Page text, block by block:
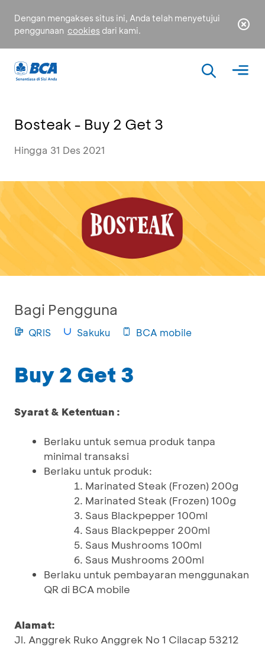
Dengan mengakses situs ini, Anda telah menyetujui
penggunaan cookies dari kami.
Bosteak - Buy 2 Get 3
Hingga 31 Des 2021
Bagi Pengguna
QRIS Sakuku BCA mobile
Buy 2 Get 3
Syarat & Ketentuan :
Berlaku untuk semua produk tanpa
minimal transaksi
Berlaku untuk produk:
Marinated Steak (Frozen) 200g
Marinated Steak (Frozen) 100g
Saus Blackpepper 100ml
Saus Blackpepper 200ml
Saus Mushrooms 100ml
Saus Mushrooms 200ml
Berlaku untuk pembayaran menggunakan
QR di BCA mobile
Alamat:
Jl. Anggrek Ruko Anggrek No 1 Cilacap 53212